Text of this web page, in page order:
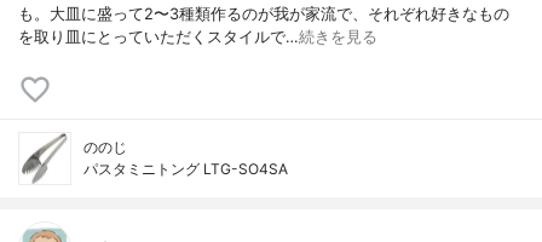
も。大皿に盛って2〜3種類作るのが我が家流で、それぞれ好きなもの
を取り皿にとっていただくスタイルで…続きを見る
ののじ
パスタミニトング LTG-SO4SA